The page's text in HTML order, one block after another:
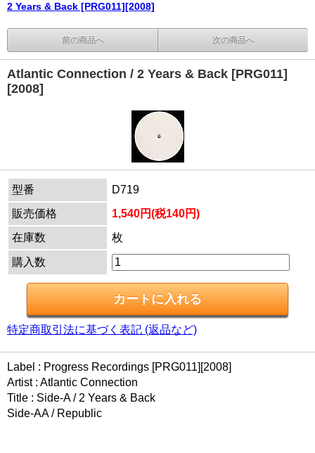
2 Years & Back [PRG011][2008]
前の商品へ 次の商品へ
Atlantic Connection / 2 Years & Back [PRG011]
[2008]
型番
D719
販売価格
1,540円(税140円)
在庫数
枚
購入数
特定商取引法に基づく表記 (返品など)
Label : Progress Recordings [PRG011][2008]
Artist : Atlantic Connection
Title : Side-A / 2 Years & Back
Side-AA / Republic